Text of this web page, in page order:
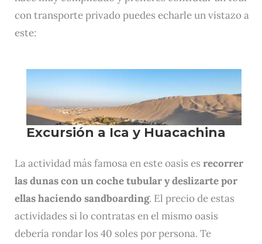
con transporte privado puedes echarle un vistazo a
este:
La actividad más famosa en este oasis es recorrer
las dunas con un coche tubular y deslizarte por
ellas haciendo sandboarding. El precio de estas
actividades si lo contratas en el mismo oasis
debería rondar los 40 soles por persona. Te